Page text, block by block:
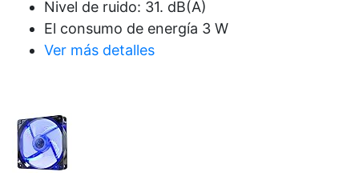
Nivel de ruido: 31. dB(A)
El consumo de energía 3 W
Ver más detalles